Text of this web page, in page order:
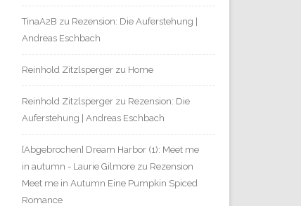
TinaA2B zu Rezension: Die Auferstehung |
Andreas Eschbach
Reinhold Zitzlsperger zu Home
Reinhold Zitzlsperger zu Rezension: Die
Auferstehung | Andreas Eschbach
[Abgebrochen] Dream Harbor (1): Meet me
in autumn - Laurie Gilmore zu Rezension
Meet me in Autumn Eine Pumpkin Spiced
Romance